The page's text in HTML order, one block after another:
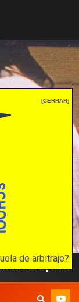
[CERRAR]
de arbitraje?
el
arbitral